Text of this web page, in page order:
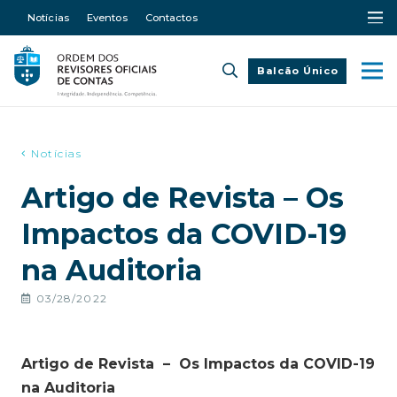
Notícias Eventos Contactos
Balcão Único
Notícias
Artigo de Revista – Os
Impactos da COVID-19
na Auditoria
03/28/2022
Artigo de Revista – Os Impactos da COVID-19
na Auditoria